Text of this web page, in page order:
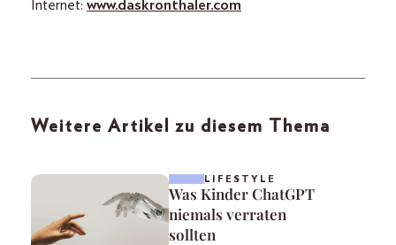
Internet: www.daskronthaler.com
Weitere Artikel zu diesem Thema
LIFESTYLE
Was Kinder ChatGPT
niemals verraten
sollten